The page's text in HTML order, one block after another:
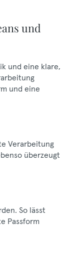
und
und eine klare,
und eine
Verarbeitung
überzeugt
So lässt
Passform